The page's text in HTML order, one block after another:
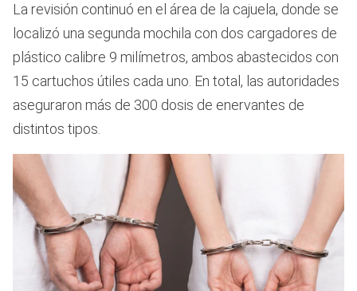
La revisión continuó en el área de la cajuela, donde se
localizó una segunda mochila con dos cargadores de
plástico calibre 9 milímetros, ambos abastecidos con
15 cartuchos útiles cada uno. En total, las autoridades
aseguraron más de 300 dosis de enervantes de
distintos tipos.